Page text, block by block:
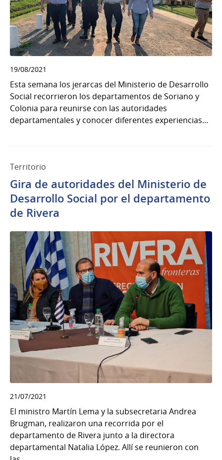
19/08/2021
Esta semana los jerarcas del Ministerio de Desarrollo
Social recorrieron los departamentos de Soriano y
Colonia para reunirse con las autoridades
departamentales y conocer diferentes experiencias...
Territorio
Gira de autoridades del Ministerio de
Desarrollo Social por el departamento
de Rivera
21/07/2021
El ministro Martín Lema y la subsecretaria Andrea
Brugman, realizaron una recorrida por el
departamento de Rivera junto a la directora
departamental Natalia López. Allí se reunieron con